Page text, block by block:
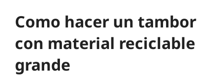
Como hacer un tambor
con material reciclable
grande